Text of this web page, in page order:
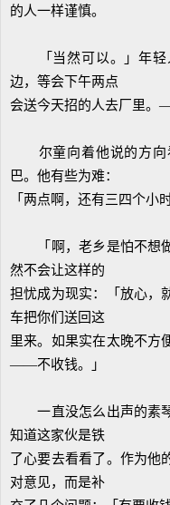
的人一样谨慎。
「当然可以。」年轻
边，等会下午两点
会送今天招的人去厂里。
尔童向着他说的方向
巴。他有些为难：
「两点啊，还有三四个
「啊，老乡是怕不想做
然不会让这样的
担忧成为现实：「放心，
车把你们送回这
里来。如果实在太晚不方
——不收钱。」
一直没怎么出声的素琴
知道这家伙是铁
了心要去看看了。作为他
对意见，而是补